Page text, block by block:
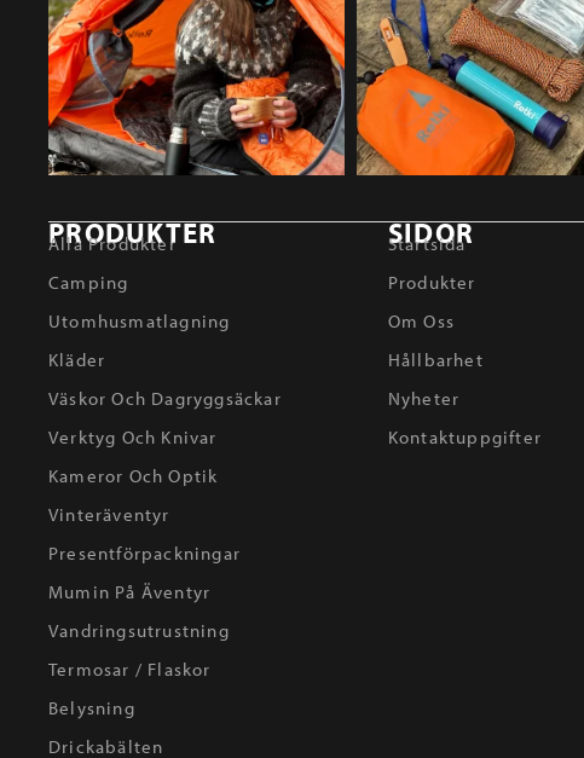
PRODUKTER
Alla Produkter
Camping
Utomhusmatlagning
Kläder
Väskor Och Dagryggsäckar
Verktyg Och Knivar
Kameror Och Optik
Vinteräventyr
Presentförpackningar
Mumin På Äventyr
Vandringsutrustning
Termosar / Flaskor
Belysning
Drickabälten
SIDOR
Startsida
Produkter
Om Oss
Hållbarhet
Nyheter
Kontaktuppgifter